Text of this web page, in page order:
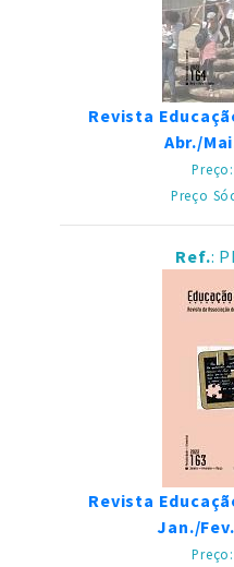
Revista
Abr./
Preço
Ref.:
Revista
Jan./